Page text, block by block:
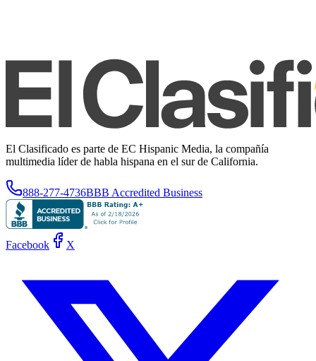
El Clasificado es parte de EC Hispanic Media, la compañía
multimedia líder de habla hispana en el sur de California.
888-277-4736BBB Accredited Business
Facebook X